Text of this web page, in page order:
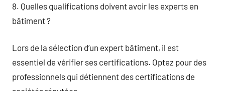
8. Quelles qualifications doivent avoir les experts en
bâtiment ?
Lors de la sélection d’un expert bâtiment, il est
essentiel de vérifier ses certifications. Optez pour des
professionnels qui détiennent des certifications de